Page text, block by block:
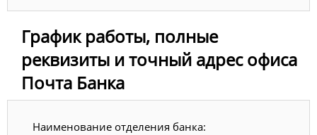
График работы, полные
реквизиты и точный адрес офиса
Почта Банка
Наименование отделения банка: